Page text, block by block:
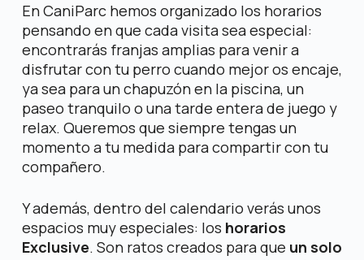
En CaniParc hemos organizado los horarios
pensando en que cada visita sea especial:
encontrarás franjas amplias para venir a
disfrutar con tu perro cuando mejor os encaje,
ya sea para un chapuzón en la piscina, un
paseo tranquilo o una tarde entera de juego y
relax. Queremos que siempre tengas un
momento a tu medida para compartir con tu
compañero.
Y además, dentro del calendario verás unos
espacios muy especiales: los horarios
Exclusive. Son ratos creados para que un solo